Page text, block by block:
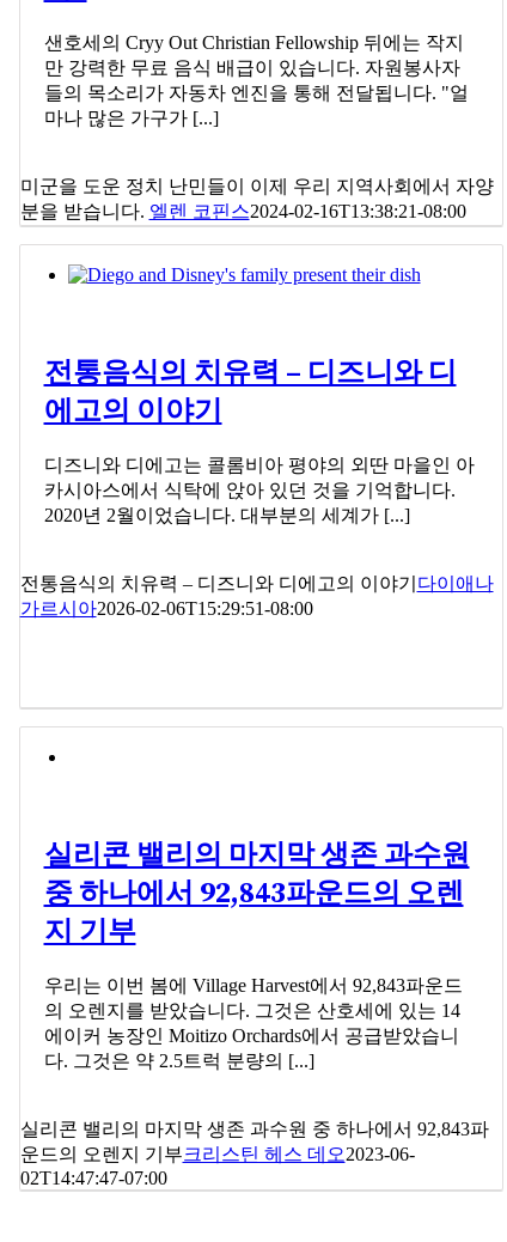
샌호세의 Cryy Out Christian Fellowship 뒤에는 작지
만 강력한 무료 음식 배급이 있습니다. 자원봉사자
들의 목소리가 자동차 엔진을 통해 전달됩니다. "얼
마나 많은 가구가 [...]
미군을 도운 정치 난민들이 이제 우리 지역사회에서 자양
분을 받습니다. 엘렌 코핀스2024-02-16T13:38:21-08:00
전통음식의 치유력 – 디즈니와 디
에고의 이야기
디즈니와 디에고는 콜롬비아 평야의 외딴 마을인 아
카시아스에서 식탁에 앉아 있던 것을 기억합니다.
2020년 2월이었습니다. 대부분의 세계가 [...]
전통음식의 치유력 – 디즈니와 디에고의 이야기 다이애나
가르시아2026-02-06T15:29:51-08:00
실리콘 밸리의 마지막 생존 과수원
중 하나에서 92,843파운드의 오렌
지 기부
우리는 이번 봄에 Village Harvest에서 92,843파운드
의 오렌지를 받았습니다. 그것은 산호세에 있는 14
에이커 농장인 Moitizo Orchards에서 공급받았습니
다. 그것은 약 2.5트럭 분량의 [...]
실리콘 밸리의 마지막 생존 과수원 중 하나에서 92,843파
운드의 오렌지 기부크리스틴 헤스 데오2023-06-
02T14:47:47-07:00